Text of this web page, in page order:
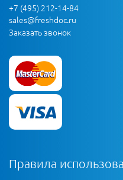
+7 (495) 212-14-84
sales@freshdoc.ru
Заказать звонок
Правила